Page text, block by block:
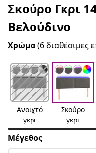
Σκούρο Γκρι
Βελούδινο
Χρώμα(6 διαθέσιμες
Ανοιχτό
γκρι
Σκούρο
γκρι
Μέγεθος